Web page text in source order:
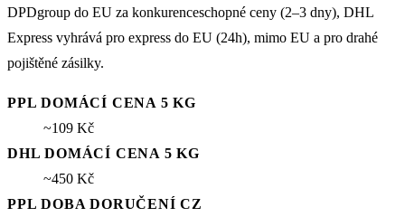
DPDgroup do EU za konkurenceschopné ceny (2–3 dny), DHL
Express vyhrává pro express do EU (24h), mimo EU a pro drahé
pojištěné zásilky.
PPL DOMÁCÍ CENA 5 KG
~109 Kč
DHL DOMÁCÍ CENA 5 KG
~450 Kč
PPL DOBA DORUČENÍ CZ